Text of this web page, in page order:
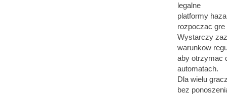
legalne
platformy
rozpoczac
Wystarczy
warunkow
aby otrzymac
automatach.
Dla wielu
bez